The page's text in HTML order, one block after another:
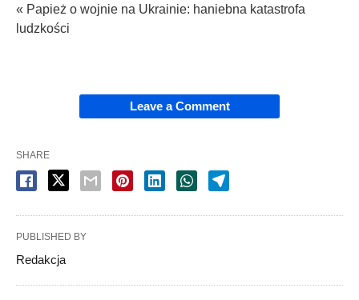
« Papież o wojnie na Ukrainie: haniebna katastrofa
ludzkości
Leave a Comment
SHARE
PUBLISHED BY
Redakcja